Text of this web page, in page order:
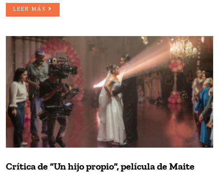
LEER MÁS
Crítica de “Un hijo propio”, película de Maite